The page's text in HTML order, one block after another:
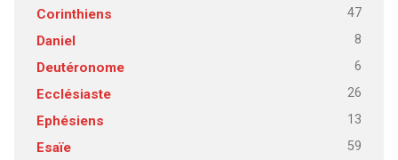
Corinthiens 47
Daniel 8
Deutéronome 6
Ecclésiaste 26
Ephésiens 13
Esaïe 59